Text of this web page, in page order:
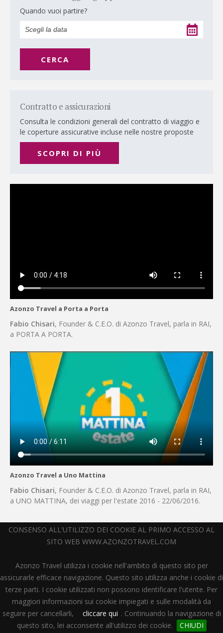
CONSENSO ALL'UTILIZZO DEI COOKIE AL PRIMO ACCESSO AL
SITO WEB WWW.AZONZOTRAVEL.COM
Azonzo Travel utilizza i cookie nell'ambito di questo sito per
assicurarle efficace navigazione. Questo sito utilizza anche i cookie di
terze parti. I cookie utilizzati non possono identificare l'utente. Per
maggiori informazioni sui cookie impiegati e sulle modalità da
seguire per cancellarli,
cliccare qui . Continuando la navigazione di
questo sito, lei acconsente all'utilizzo dei cookie.
CHIUDI
Quando vuoi partire?
CERCA
Contratto e assicurazioni
Consulta le condizioni generali del contratto di viaggio e
le coperture assicurative incluse nelle nostre proposte
SCOPRI DI PIÙ
Azonzo Travel a Porta a Porta
Fabio Chisari, Founder & C.E.O. di Azonzo Travel, parla in RAI,
a PORTA A PORTA.
Azonzo Travel a Uno Mattina
Fabio Chisari, Founder & C.E.O. di Azonzo Travel, parla in RAI,
a UNO MATTINA, dei viaggi per l'estate 2016 - 22/06/2016.